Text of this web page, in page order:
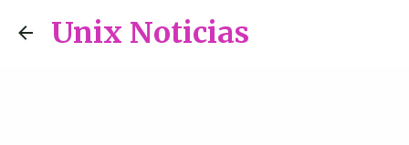
Unix Noticias